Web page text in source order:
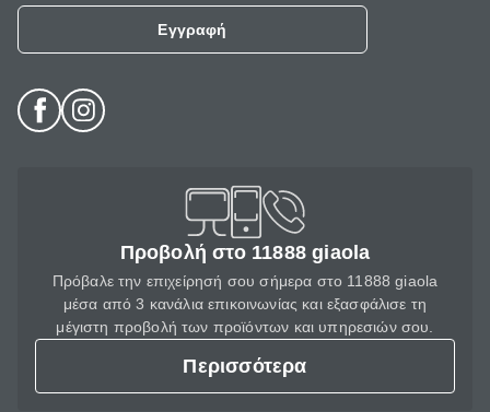
Εγγραφή
Προβολή στο 11888 giaola
Πρόβαλε την επιχείρησή σου σήμερα στο 11888 giaola
μέσα από 3 κανάλια επικοινωνίας και εξασφάλισε τη
μέγιστη προβολή των προϊόντων και υπηρεσιών σου.
Περισσότερα